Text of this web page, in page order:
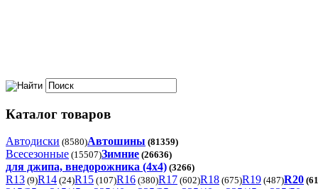
Каталог товаров
Автодиски (8580)Автошины (81359)
Всесезонные (15507)Зимние (26636)
для джипа, внедорожника (4x4) (3266)
R13 (9)R14 (24)R15 (107)R16 (380)R17 (602)R18 (675)R19 (487)R20